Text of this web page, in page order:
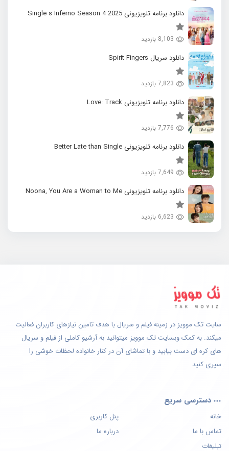
دانلود برنامه تلویزیونی 2025 Single s Inferno Season 4
8,103 بازدید
دانلود سریال Spirit Fingers
7,823 بازدید
دانلود برنامه تلویزیونی Love: Track
7,776 بازدید
دانلود برنامه تلویزیونی Better Late than Single
7,649 بازدید
دانلود برنامه تلویزیونی Noona, You Are a Woman to Me
6,623 بازدید
سایت تک موویز در زمینه فیلم و سریال با هدف تامین نیازهای کاربران فعالیت
میکند. به کمک وبسایت تک موویز میتوانید به آرشیو کاملی از فیلم و سریال
های کره ای دست بیابید و با تماشای آن در کنار خانواده لحظات خوشی را
سپری کنید
دسترسی سریع
خانه
پنل کاربری
تماس با ما
درباره ما
تبلیغات